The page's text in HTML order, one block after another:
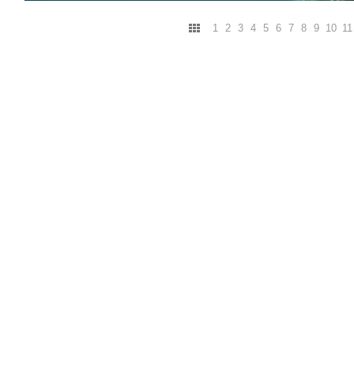
1 2 3 4 5 6 7 8 9 10 11